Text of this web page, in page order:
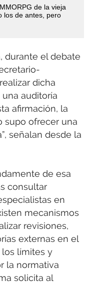
de la vieja
los de antes, pero
durante el debate
dicha
auditoría
afirmación, la
supo ofrecer una
señalan desde la
de esa
consultar
en
mecanismos
revisiones,
externas en el
límites y
la normativa
solicita al